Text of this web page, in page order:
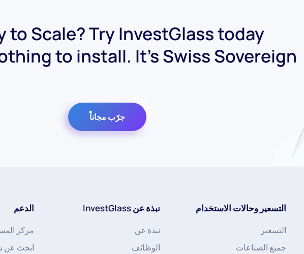
to Scale? Try InvestGlass today.
to install. It's Swiss Sovereign.
جرّب مجاناً
التسعير وحالات الاستخدام
التسعير
جميع الصناعات
نبذة عن InvestGlass
نبذة عن
الوظائف
الدعم
مركز
ابحث عن